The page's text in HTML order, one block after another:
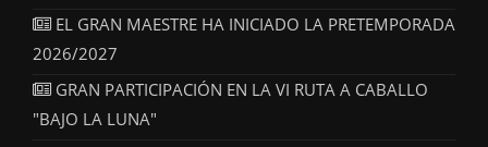
EL GRAN MAESTRE HA INICIADO LA PRETEMPORADA
2026/2027
GRAN PARTICIPACIÓN EN LA VI RUTA A CABALLO
"BAJO LA LUNA"